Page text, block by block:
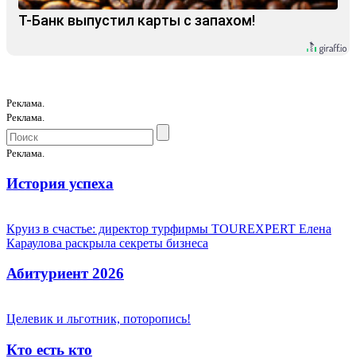
Т-Банк выпустил карты с запахом!
Реклама.
Реклама.
Реклама.
История успеха
Круиз в счастье: директор турфирмы TOUREXPERT Елена
Караулова раскрыла секреты бизнеса
Абитуриент 2026
Целевик и льготник, поторопись!
Кто есть кто